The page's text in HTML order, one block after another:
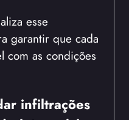
esse
garantir que cada
com as condições
infiltrações